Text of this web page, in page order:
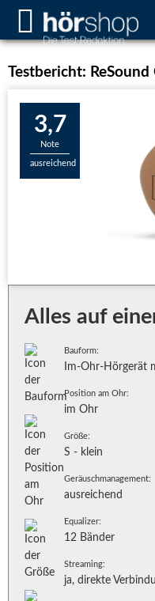
Testbericht:
3,7
Note
ausreichend
Alles auf
Bauform:
Im-Ohr-Hörgerät
Position am Ohr:
im Ohr
Größe:
S - klein
Geräuschmanagement:
ausreichend
Equalizer:
12 Bänder
Streaming:
ja, direkte